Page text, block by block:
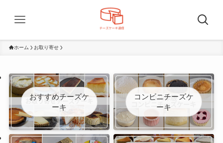
ホーム お取り寄せ
おすすめチーズケ
ーキ
コンビニチーズケ
ーキ